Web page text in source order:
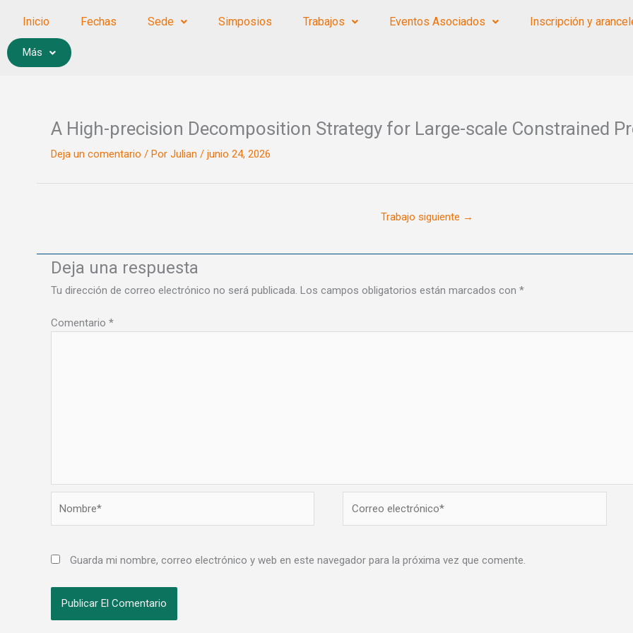
contenido
Inicio Fechas Sede Simposios Trabajos Eventos Asociados Inscripción y
Más
A High-precision Decomposition Strategy for Large-scale Constrained
Deja un comentario / Por Julian / junio 24, 2026
Trabajo siguiente →
Deja una respuesta
Tu dirección de correo electrónico no será publicada. Los campos obligatorios están marcados con *
Comentario *
electrónico*
Guarda mi nombre, correo electrónico y web en este navegador para la próxima vez que comente.